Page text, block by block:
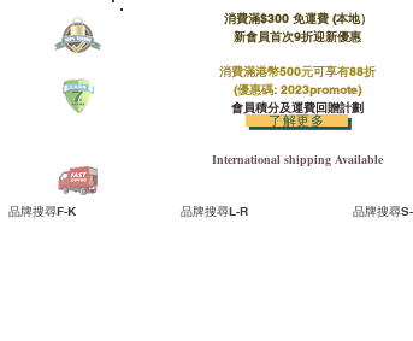
消費滿$300 免運費 (本地）​
新會員首次9折迎新優惠
消費滿港幣500元可享有88折
(優惠碼: 2023promote)
會員積分及運費回贈計劃
International shipping Available
了解更多
品牌搜尋F-K 品牌搜尋L-R 品牌搜尋